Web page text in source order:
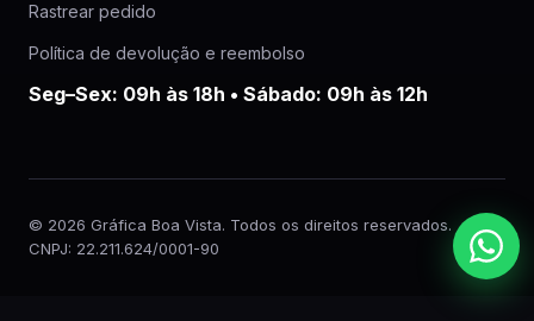
Rastrear pedido
Política de devolução e reembolso
Seg–Sex: 09h às 18h • Sábado: 09h às 12h
© 2026 Gráfica Boa Vista. Todos os direitos reservados.
CNPJ: 22.211.624/0001-90